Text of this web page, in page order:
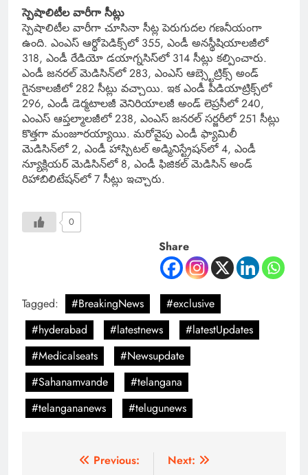
స్పెషాలిటీల వారీగా సీట్లు
స్పెషాలిటీల వారీగా చూసినా సీట్ల పెరుగుదల గణనీయంగా
ఉంది. ఎంఎస్ ఆర్థోపెడిక్స్‌లో 355, ఎండీ అనస్థీషియాలజీలో
318, ఎండీ రేడియో డయాగ్నసిస్‌లో 314 సీట్లు కల్పించారు.
ఎండీ జనరల్ మెడిసిన్‌లో 283, ఎంఎస్ ఆబ్స్టెట్రిక్స్ అండ్
గైనకాలజీలో 282 సీట్లు వచ్చాయి. ఇక ఎండీ పీడియాట్రిక్స్‌లో
296, ఎండీ డెర్మటాలజీ వెనిరియాలజీ అండ్ లెప్రసీలో 240,
ఎంఎస్ ఆప్తల్మాలజీలో 238, ఎంఎస్ జనరల్ సర్జరీలో 251 సీట్లు
కొత్తగా మంజూరయ్యాయి. మరోవైపు ఎండీ ఫ్యామిలీ
మెడిసిన్‌లో 2, ఎండీ హాస్పిటల్ అడ్మినిస్ట్రేషన్‌లో 4, ఎండీ
న్యూక్లియర్ మెడిసిన్‌లో 8, ఎండీ ఫిజికల్ మెడిసిన్ అండ్
రిహాబిలిటేషన్‌లో 7 సీట్లు ఇచ్చారు.
0
Share
Tagged: #BreakingNews
#exclusive
#hyderabad
#latestnews
#latestUpdates
#Medicalseats
#Newsupdate
#Sahanamvande
#telangana
#telangananews
#telugunews
Previous:
Next: